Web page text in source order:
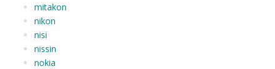
mitakon
nikon
nisi
nissin
nokia